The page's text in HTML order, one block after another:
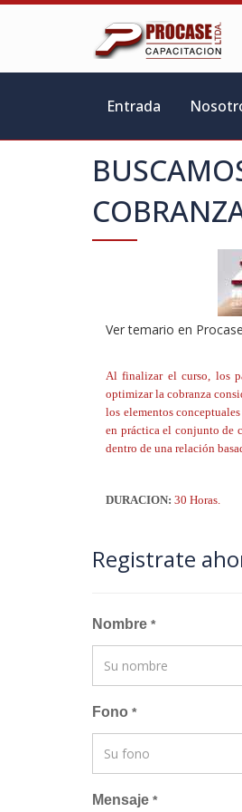
Entrada
Ver temario en
Al finalizar el curso, los
optimizar la cobranza
los elementos
en práctica el conjunto de
dentro de una relación
DURACION: 30 Horas.
Registrate
Nombre *
Fono *
Mensaje *